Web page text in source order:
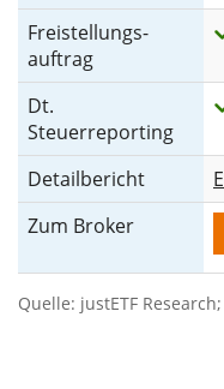
Freistellungs-
auftrag
Dt.
Steuerreporting
Detailbericht
Zum Broker
Quelle: justETF